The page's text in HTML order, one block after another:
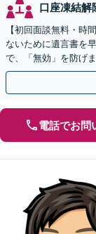
口座凍結解
【初回面談無料・時
ないために遺言書を
で、「無効」を防げ
す。【訪問相談可】
電話でお問